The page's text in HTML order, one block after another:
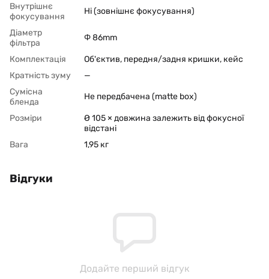
Внутрішнє
фокусування
Ні (зовнішнє фокусування)
Діаметр
фільтра
Φ 86mm
Комплектація
Об'єктив, передня/задня кришки, кейс
Кратність зуму
—
Сумісна
бленда
Не передбачена (matte box)
Розміри
Ø 105 × довжина залежить від фокусної
відстані
Вага
1,95 кг
Відгуки
Додайте перший відгук